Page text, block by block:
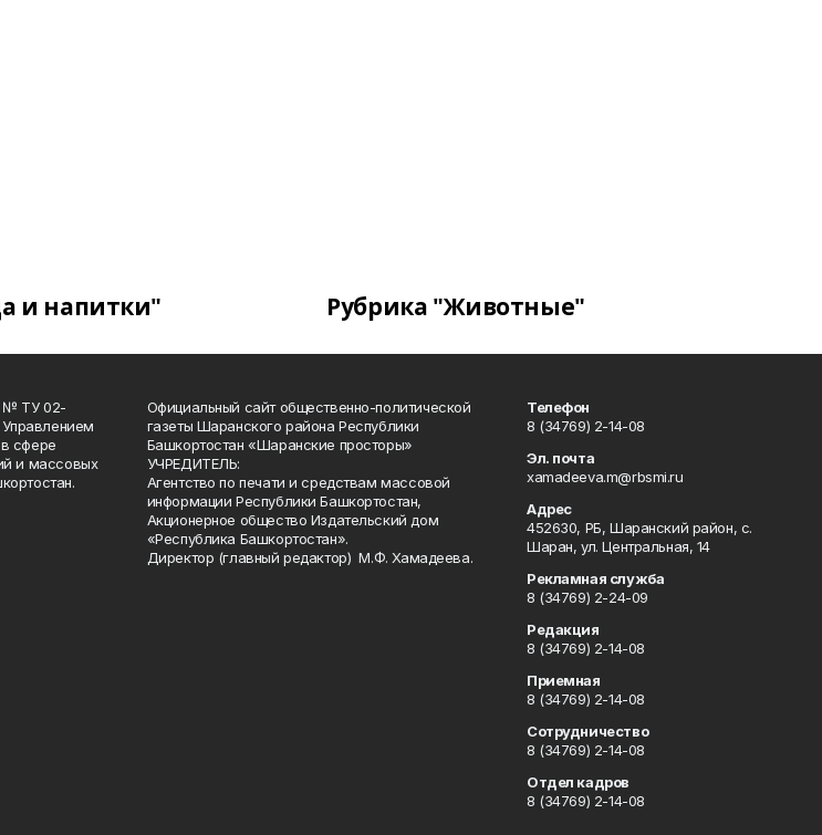
и напитки" Рубрика "Животные"
№ ТУ 02-
сфере
и массовых
Официальный сайт общественно-политической
газеты Шаранского района Республики
Башкортостан «Шаранские просторы»
УЧРЕДИТЕЛЬ:
Агентство по печати и средствам массовой
информации Республики Башкортостан,
Акционерное общество Издательский дом
«Республика Башкортостан».
Директор (главный редактор) М.Ф. Хамадеева.
Телефон
8 (34769) 2-14-08
Эл. почта
xamadeeva.m@rbsmi.ru
Адрес
452630, РБ, Шаранский район, с.
Шаран, ул. Центральная, 14
Рекламная служба
8 (34769) 2-24-09
Редакция
8 (34769) 2-14-08
Приемная
8 (34769) 2-14-08
Сотрудничество
8 (34769) 2-14-08
Отдел кадров
8 (34769) 2-14-08